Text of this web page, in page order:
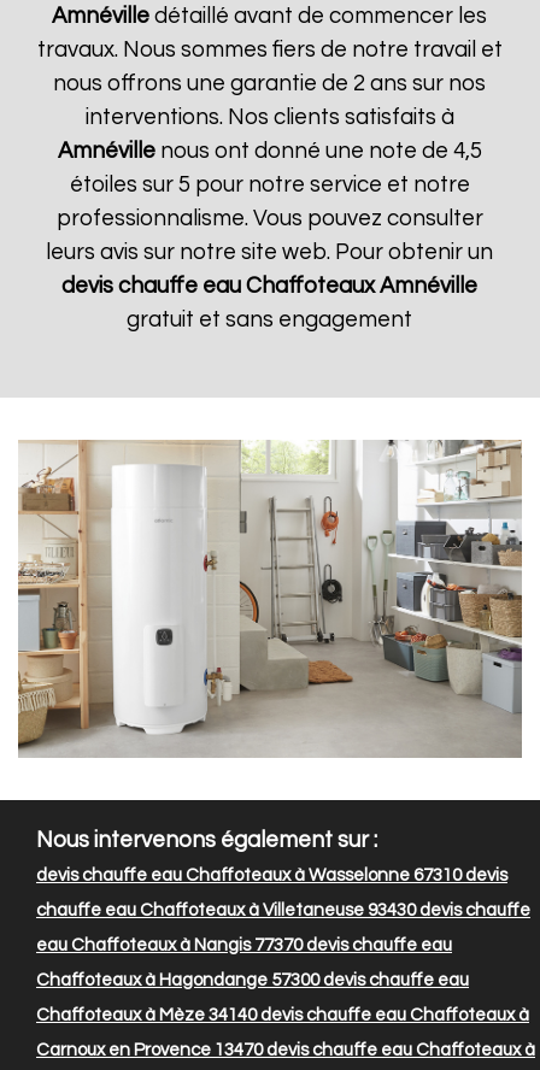
Amnéville détaillé avant de commencer les
travaux. Nous sommes fiers de notre travail et
nous offrons une garantie de 2 ans sur nos
interventions. Nos clients satisfaits à
Amnévillenous ont donné une note de 4,5
étoiles sur 5 pour notre service et notre
professionnalisme. Vous pouvez consulter
leurs avis sur notre site web. Pour obtenir un
devis chauffe eau Chaffoteaux Amnéville
gratuit et sans engagement
Nous intervenons également sur :
devis chauffe eau Chaffoteaux à Wasselonne 67310devis
chauffe eau Chaffoteaux à Villetaneuse 93430devis chauffe
eau Chaffoteaux à Nangis 77370devis chauffe eau
Chaffoteaux à Hagondange 57300devis chauffe eau
Chaffoteaux à Mèze 34140devis chauffe eau Chaffoteaux à
Carnoux en Provence 13470devis chauffe eau Chaffoteaux à